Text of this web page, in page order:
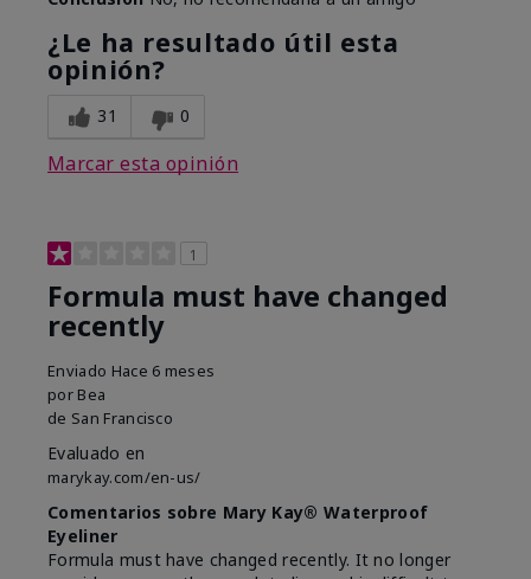
¿Le ha resultado útil esta
opinión?
31 0
Marcar esta opinión
1
Formula must have changed
recently
Enviado Hace 6 meses
por Bea
de San Francisco
Evaluado en
marykay.com/en-us/
Comentarios sobre Mary Kay® Waterproof
Eyeliner
Formula must have changed recently. It no longer